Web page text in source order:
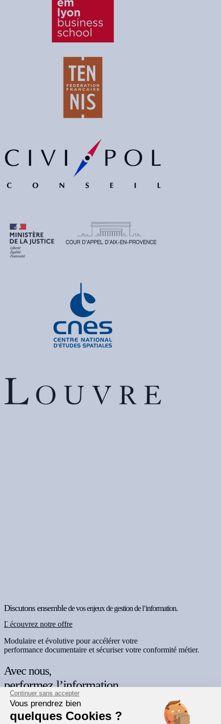
Continuer sans accepter
Vous prendrez bien
quelques Cookies ?
Discutons ensemblede vos enjeux de gestion de l’information.
Découvrez notre offre
Modulaire et évolutive pour accélérer votre
performance documentaire et sécuriser votre conformité métier.
Avec nous,
performez l’information